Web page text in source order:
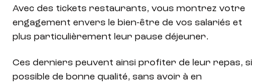
Avec des tickets restaurants, vous montrez votre
engagement envers le bien-être de vos salariés et
plus particulièrement leur pause déjeuner.
Ces derniers peuvent ainsi profiter de leur repas, si
possible de bonne qualité, sans avoir à en